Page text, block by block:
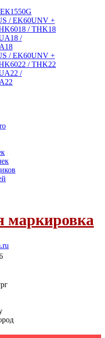
/ EK60UNV +
/ THK18
/
/ EK60UNV +
/ THK22
/